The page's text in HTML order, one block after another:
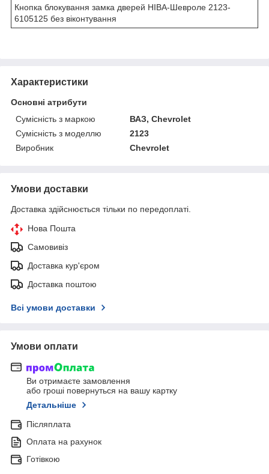
Кнопка блокування замка дверей НІВА-Шевроле 2123-
6105125 без віконтування
Характеристики
Основні атрибути
Сумісність з маркою
ВАЗ, Chevrolet
Сумісність з моделлю
2123
Виробник
Chevrolet
Умови доставки
Доставка здійснюється тільки по передоплаті.
Нова Пошта
Самовивіз
Доставка кур'єром
Доставка поштою
Всі умови доставки
Умови оплати
Ви отримаєте замовлення
або гроші повернуться на вашу картку
Детальніше
Післяплата
Оплата на рахунок
Готівкою